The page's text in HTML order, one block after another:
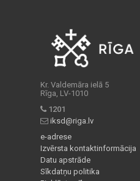
Kr. Valdemāra ielā 5
Rīga, LV-1010
1201
iksd@riga.lv
e-adrese
Izvērsta kontaktinformācija
Datu apstrāde
Sīkdatņu politika